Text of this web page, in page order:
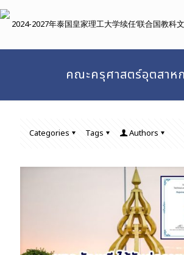
คณะครุศาสตร์อุตสาห
Categories Tags Authors